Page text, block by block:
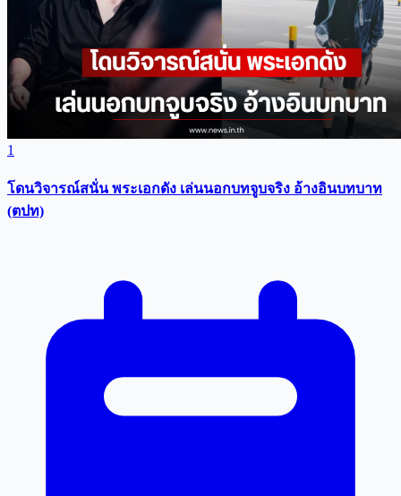
1
โดนวิจารณ์สนั่น พระเอกดัง เล่นนอกบทจูบจริง อ้างอินบทบาท
(ตปท)